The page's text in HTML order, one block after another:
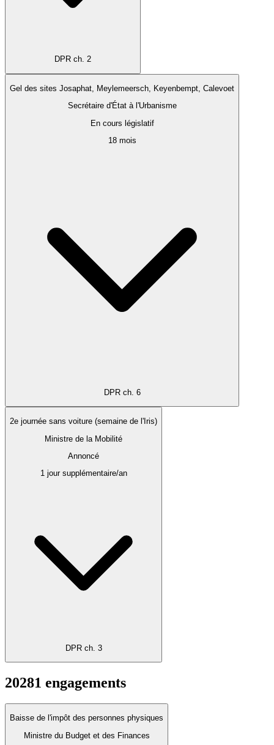
DPR ch. 2
Gel des sites Josaphat, Meylemeersch, Keyenbempt, Calevoet
Secrétaire d'État à l'Urbanisme
En cours législatif
18 mois
DPR ch. 6
2e journée sans voiture (semaine de l'Iris)
Ministre de la Mobilité
Annoncé
1 jour supplémentaire/an
DPR ch. 3
20281 engagements
Baisse de l'impôt des personnes physiques
Ministre du Budget et des Finances